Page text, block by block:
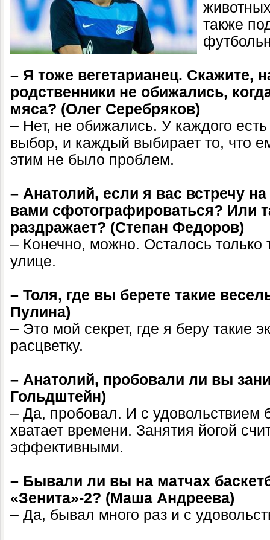
также
– Я тоже вегетарианец. Скажите,
родственники не обижались,
мяса? (Олег Серебряков)
– Нет, не обижались. У каждого
выбор, и каждый выбирает то, что
этим не было проблем.
– Анатолий, если я вас встречу
вами сфотографироваться? Или
раздражает? (Степан Федоров)
– Конечно, можно. Осталось только
улице.
– Толя, где вы берете такие
Пулина)
– Это мой секрет, где я беру такие
расцветку.
– Анатолий, пробовали ли вы
Гольдштейн)
– Да, пробовал. И с
хватает времени. Занятия йогой
эффективными.
– Бывали ли вы на матчах
«Зенита»-2? (Маша Андреева)
– Да, бывал много раз и с